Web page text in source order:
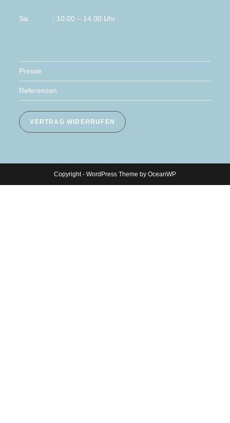
Sa. : 10:00 – 14.00 Uhr
Presse
Referenzen
VERTRAG WIDERRUFEN
Copyright - WordPress Theme by OceanWP